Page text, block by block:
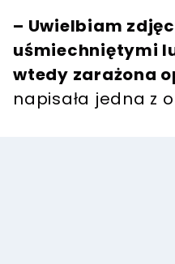
– Uwielbiam
uśmiechniętymi
wtedy zarażona
napisała jedna z